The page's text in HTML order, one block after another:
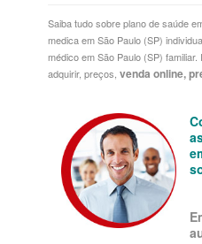
CUIDAR ME
CRUZ AZUL
EMPRESARIAL
GOLDEN CROSS
GNDI PLANO DE
INTERCLINICAS
PLANO DE SAÚDE CAIXA
PLANO DE SAÚDE
PLANO DE SAÚDE DIX
PLANO DE SAÚDE
PLANO DE SAÚDE
PLANO DE SAÚDE
CRUZ
CUIDAR
GNDI
Saiba tudo sobre plano de saúde
medica em São Paulo (SP)
médico em São Paulo (SP)
adquirir, preços, venda online,